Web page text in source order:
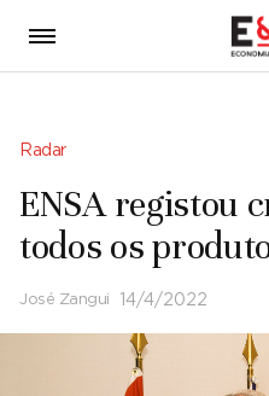
Radar
ENSA registou
todos os
José Zangui 14/4/2022